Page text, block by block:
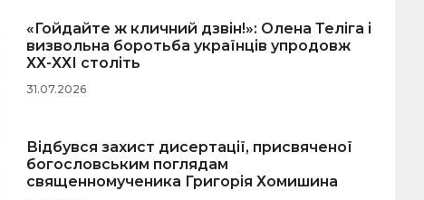
«Гойдайте ж кличний дзвін!»: Олена Теліга і
визвольна боротьба українців упродовж
ХХ-ХХІ століть
31.07.2026
Відбувся захист дисертації, присвяченої
богословським поглядам
священномученика Григорія Хомишина